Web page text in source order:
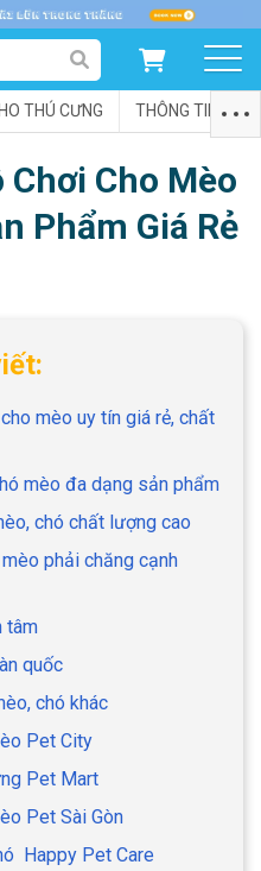
PHẨM
SẢN PHẨM DÀNH CHO CHÓ
Spa chó mèo
Dịch vụ huấn luyện chó
THÚ CƯNG THÔNG TIN VỀ
Cho Mèo
Phẩm Giá Rẻ
mèo uy tín giá rẻ, chất
mèo đa dạng sản phẩm
chó chất lượng cao
phải chăng cạnh
tâm
quốc
chó khác
Pet City
Pet Mart
Pet Sài Gòn
Happy Pet Care